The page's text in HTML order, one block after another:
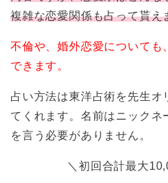
複雑な恋愛関係も占って貰え
不倫や、婚外恋愛についても
できます。
占い方法は東洋占術を先生オ
てくれます。名前はニックネ
を言う必要がありません。
＼初回合計最大